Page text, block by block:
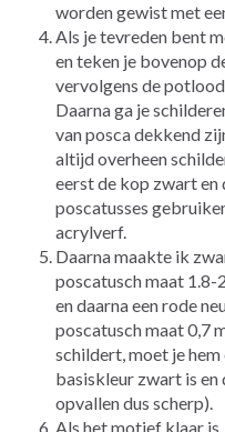
worden gewist met
Als je tevreden bent
en teken je bovenop
vervolgens de
Daarna ga je
van posca dekkend
altijd overheen
eerst de kop zwart
poscatusses
acrylverf.
Daarna maakte ik
poscatusch maat 1.8-
en daarna een rode
poscatusch maat 0,7
schildert, moet je
basiskleur zwart is en
opvallen dus scherp).
Als het motief klaar